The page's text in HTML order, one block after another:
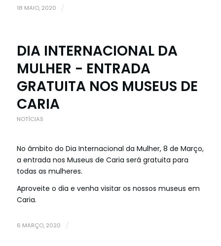
18 MAIO, 2020 /
DIA INTERNACIONAL DA
MULHER - ENTRADA
GRATUITA NOS MUSEUS DE
CARIA
NOTÍCIAS
No âmbito do Dia Internacional da Mulher, 8 de Março,
a entrada nos Museus de Caria será gratuita para
todas as mulheres.
Aproveite o dia e venha visitar os nossos museus em
Caria.
6 MARÇO, 2020 /